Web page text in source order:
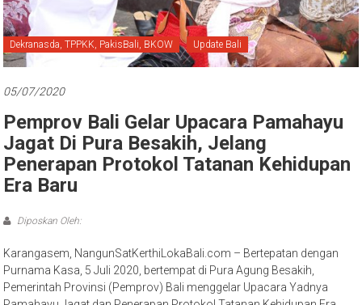
Bali
Dekranasda, TPPKK, PakisBali, BKOW Update Bali
05/07/2020
Pemprov Bali Gelar Upacara Pamahayu
Jagat Di Pura Besakih, Jelang
Penerapan Protokol Tatanan Kehidupan
Era Baru
Diposkan Oleh:
Karangasem, NangunSatKerthiLokaBali.com – Bertepatan dengan
Purnama Kasa, 5 Juli 2020, bertempat di Pura Agung Besakih,
Pemerintah Provinsi (Pemprov) Bali menggelar Upacara Yadnya